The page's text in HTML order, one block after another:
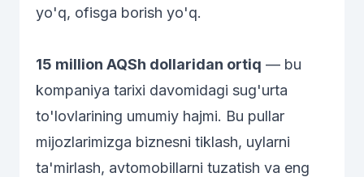
yo'q, ofisga borish yo'q.
15 million AQSh dollaridan ortiq — bu
kompaniya tarixi davomidagi sug'urta
to'lovlarining umumiy hajmi. Bu pullar
mijozlarimizga biznesni tiklash, uylarni
ta'mirlash, avtomobillarni tuzatish va eng